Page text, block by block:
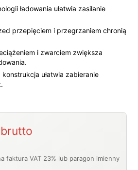
ładowania ułatwia zasilanie
przepięciem i przegrzaniem chronią
i zwarciem zwiększa
ułatwia zabieranie